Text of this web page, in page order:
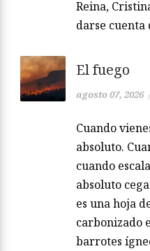
Reina,
darse cuenta
El fuego
agosto 07, 2026
Cuando
absoluto.
cuando
absoluto
es una hoja
carbonizado
barrotes